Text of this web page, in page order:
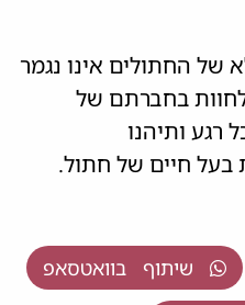
של החתולים אינו נגמר
בחברתם של
רגע ותיהנו
חיים של חתול.
שיתוף בוואטסאפ